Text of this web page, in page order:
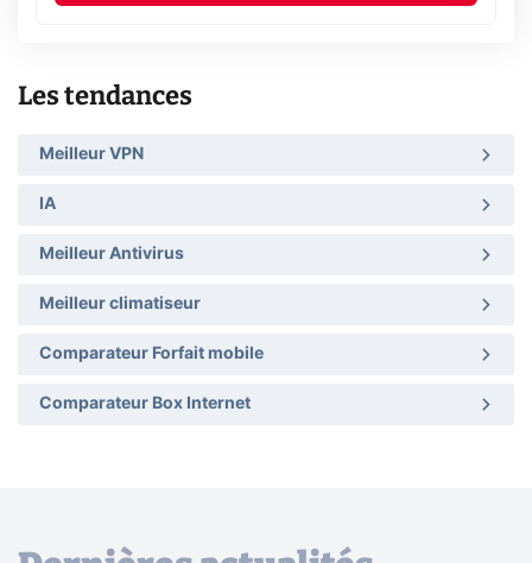
Les tendances
Meilleur VPN
IA
Meilleur Antivirus
Meilleur climatiseur
Comparateur Forfait mobile
Comparateur Box Internet